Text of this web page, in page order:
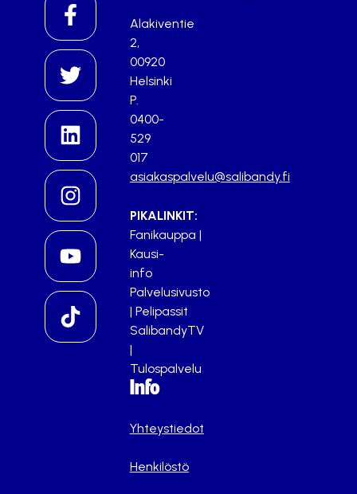
Alakiventie
2,
00920
Helsinki
P.
0400-
529
017
asiakaspalvelu@salibandy.fi
PIKALINKIT:
Fanikauppa |
Kausi-
info
Palvelusivusto
| Pelipassit
SalibandyTV
|
Tulospalvelu
Info
Yhteystiedot
Henkilöstö